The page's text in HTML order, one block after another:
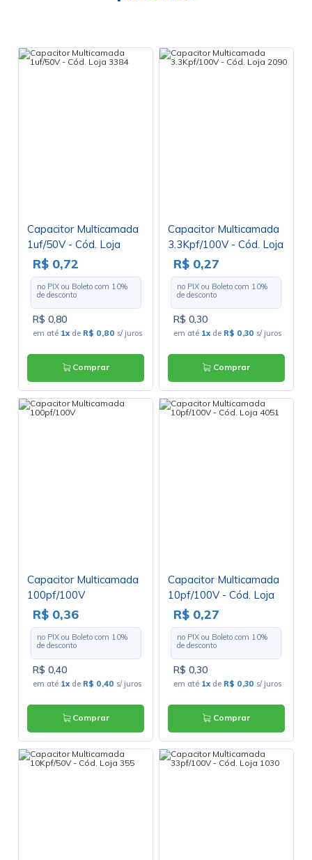
Capacitor Multicamada
1uf/50V - Cód. Loja
3384
R$ 0,72
no PIX ou Boleto com 10%
de desconto
R$ 0,80
em até 1x de R$ 0,80 s/ juros
Comprar
Capacitor Multicamada
3.3Kpf/100V - Cód. Loja
2090
R$ 0,27
no PIX ou Boleto com 10%
de desconto
R$ 0,30
em até 1x de R$ 0,30 s/ juros
Comprar
Capacitor Multicamada
100pf/100V
R$ 0,36
no PIX ou Boleto com 10%
de desconto
R$ 0,40
em até 1x de R$ 0,40 s/ juros
Comprar
Capacitor Multicamada
10pf/100V - Cód. Loja
4051
R$ 0,27
no PIX ou Boleto com 10%
de desconto
R$ 0,30
em até 1x de R$ 0,30 s/ juros
Comprar